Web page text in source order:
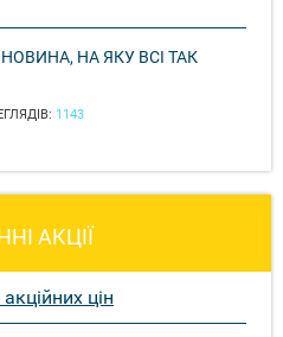
НА ЯКУ ВСІ ТАК
1143
АКЦІЇ
цін